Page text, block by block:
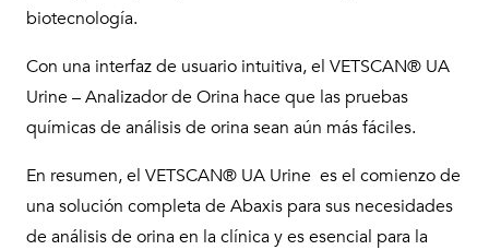
biotecnología.
Con una interfaz de usuario intuitiva, el VETSCAN® UA
Urine – Analizador de Orina hace que las pruebas
químicas de análisis de orina sean aún más fáciles.
En resumen, el VETSCAN® UA Urine es el comienzo de
una solución completa de Abaxis para sus necesidades
de análisis de orina en la clínica y es esencial para la